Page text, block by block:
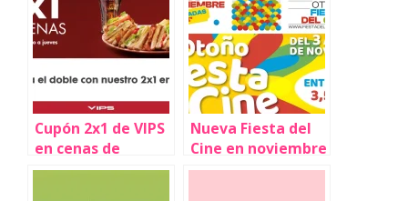
Cupón 2x1 de VIPS
en cenas de
domingo a jueves
Nueva Fiesta del
Cine en noviembre
de 2025